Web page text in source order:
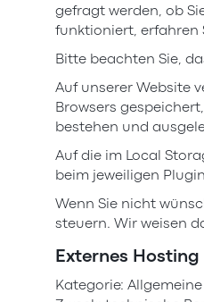
gefragt werden, ob
funktioniert, erfahren
Bitte beachten Sie,
Auf unserer Website
Browsers
bestehen und
Auf die im Local
beim jeweiligen
Wenn Sie nicht
steuern. Wir weisen
Externes Hosting
Kategorie: